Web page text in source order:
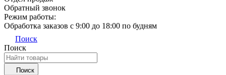
Обратный звонок
Режим работы:
Обработка заказов с 9:00 до 18:00 по будням
Поиск
Поиск
Поиск